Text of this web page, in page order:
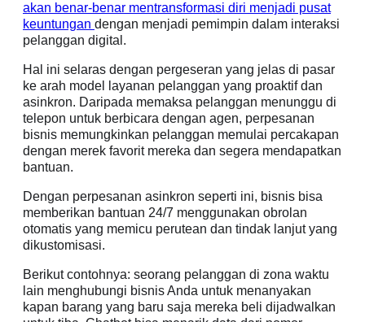
akan benar-benar mentransformasi diri menjadi pusat
keuntungan dengan menjadi pemimpin dalam interaksi
pelanggan digital.
Hal ini selaras dengan pergeseran yang jelas di pasar
ke arah model layanan pelanggan yang proaktif dan
asinkron. Daripada memaksa pelanggan menunggu di
telepon untuk berbicara dengan agen, perpesanan
bisnis memungkinkan pelanggan memulai percakapan
dengan merek favorit mereka dan segera mendapatkan
bantuan.
Dengan perpesanan asinkron seperti ini, bisnis bisa
memberikan bantuan 24/7 menggunakan obrolan
otomatis yang memicu perutean dan tindak lanjut yang
dikustomisasi.
Berikut contohnya: seorang pelanggan di zona waktu
lain menghubungi bisnis Anda untuk menanyakan
kapan barang yang baru saja mereka beli dijadwalkan